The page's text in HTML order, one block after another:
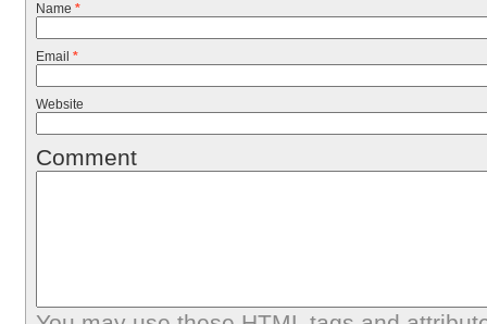
Name *
Email *
Website
Comment